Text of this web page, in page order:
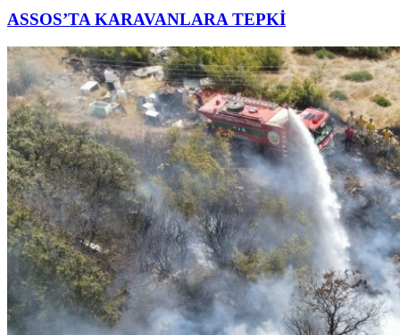
ASSOS’TA KARAVANLARA TEPKİ